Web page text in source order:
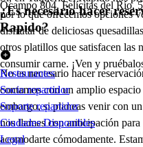
Ocampo 804, Felícitas del Río,
por lo que ofrecemos opciones
disfrutar de deliciosas
otros platillos que satisfacen las
consumir carne. ¡Ven y
¿Es necesario hacer
Rapido?
No es necesario hacer
contamos con un amplio
embargo, si planeas venir con
nos llames con anticipación
acomodarte cómodamente.
Restaurantes
Socio repartidor
Soporte repartidor
Ciudades Disponibles
Legal